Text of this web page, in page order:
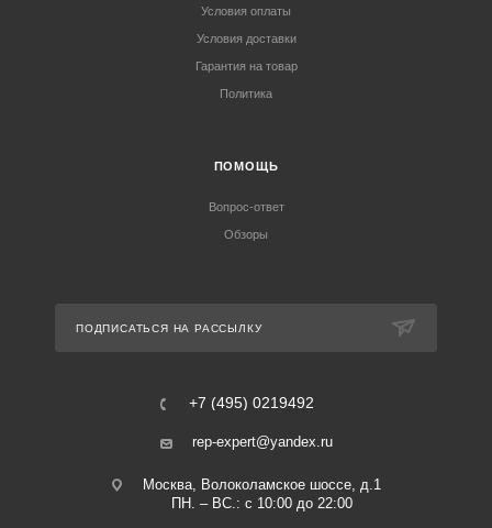
Условия оплаты
Условия доставки
Гарантия на товар
Политика
ПОМОЩЬ
Вопрос-ответ
Обзоры
ПОДПИСАТЬСЯ НА РАССЫЛКУ
+7 (495) 0219492
rep-expert@yandex.ru
Москва, Волоколамское шоссе, д.1
ПН. – ВС.: с 10:00 до 22:00